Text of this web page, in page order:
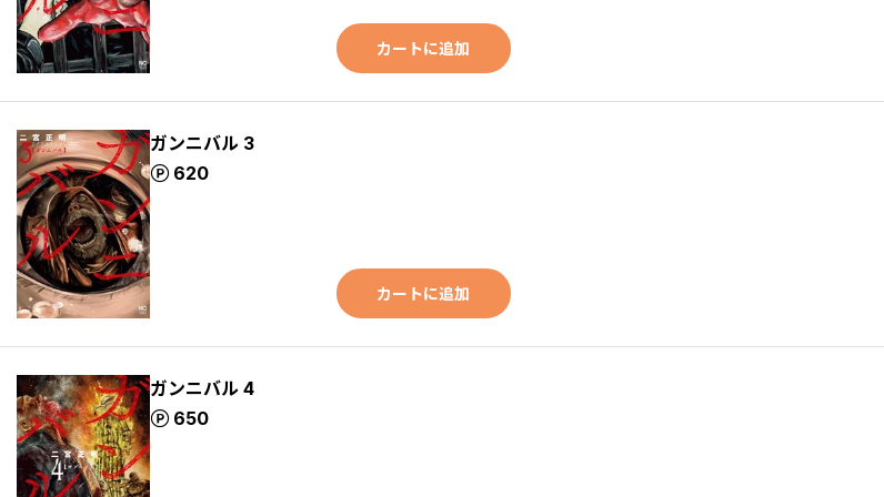
カートに追加
ガンニバル 3
620
ポイント
カートに追加
ガンニバル 4
650
ポイント